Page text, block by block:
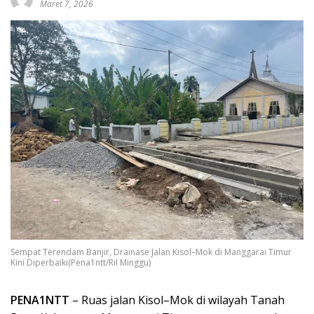
Maret 7, 2026
Sempat Terendam Banjir, Drainase Jalan Kisol–Mok di Manggarai Timur
Kini Diperbaiki(Pena1ntt/Ril Minggu)
PENA1NTT – Ruas jalan Kisol–Mok di wilayah Tanah